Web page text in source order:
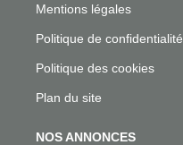
Mentions légales
Politique de confidentialité
Politique des cookies
Plan du site
NOS ANNONCES